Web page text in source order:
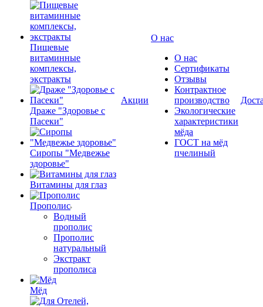
Пищевые
витаминные
комплексы,
экстракты
Драже "Здоровье с
Пасеки"
Сиропы "Медвежье
здоровье"
Витамины для глаз
Прополис
Водный
прополис
Прополис
натуральный
Экстракт
прополиса
Мёд
Акции
О нас
О нас
Сертификаты
Отзывы
Контрактное
производство
Экологические
характеристики
мёда
ГОСТ на мёд
пчелиный